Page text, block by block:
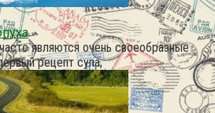
являются очень своеобразные
рецепт супа,